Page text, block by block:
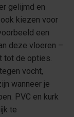
gelijmd en
kiezen voor
een
deze vloeren –
tot de opties.
vocht,
wanneer je
PVC en kurk
te